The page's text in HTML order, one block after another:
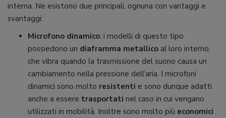
interna. Ne esistono due principali, ognuna con vantaggi e
svantaggi:
Microfono dinamico: i modelli di questo tipo
possiedono un diaframma metallico al loro interno,
che vibra quando la trasmissione del suono causa un
cambiamento nella pressione dell’aria. I microfoni
dinamici sono molto resistenti e sono dunque adatti
anche a essere trasportati nel caso in cui vengano
utilizzati in mobilità. Inoltre sono molto più economici